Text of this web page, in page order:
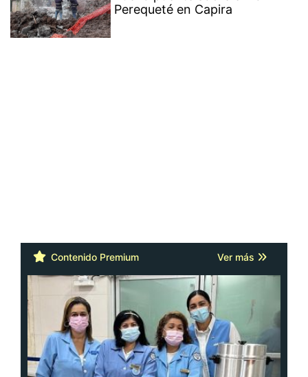
Perequeté en Capira
Contenido Premium Ver más